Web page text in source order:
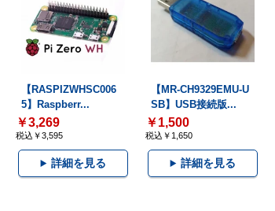
【RASPIZWHSC006
5】Raspberr...
￥3,269
税込￥3,595
詳細を見る
【MR-CH9329EMU-U
SB】USB接続版...
￥1,500
税込￥1,650
詳細を見る